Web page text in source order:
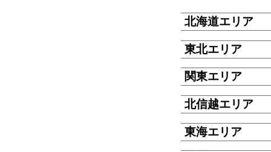
北海道エリア
東北エリア
関東エリア
北信越エリア
東海エリア